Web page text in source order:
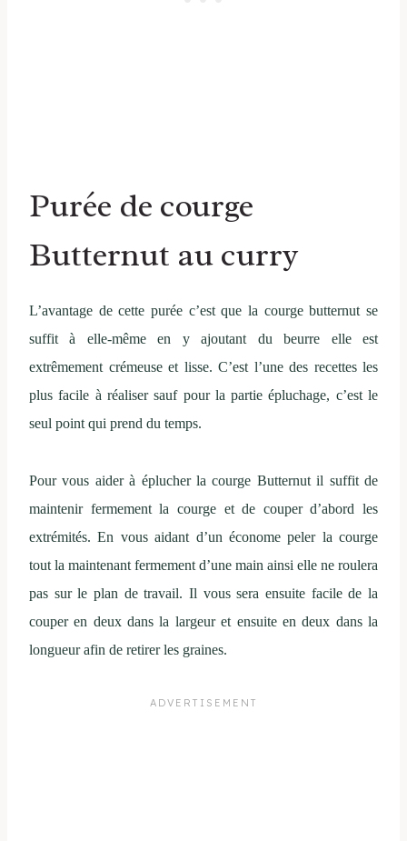
Purée de courge
Butternut au curry
L’avantage de cette purée c’est que la courge butternut se
suffit à elle-même en y ajoutant du beurre elle est
extrêmement crémeuse et lisse. C’est l’une des recettes les
plus facile à réaliser sauf pour la partie épluchage, c’est le
seul point qui prend du temps.
Pour vous aider à éplucher la courge Butternut il suffit de
maintenir fermement la courge et de couper d’abord les
extrémités. En vous aidant d’un économe peler la courge
tout la maintenant fermement d’une main ainsi elle ne roulera
pas sur le plan de travail. Il vous sera ensuite facile de la
couper en deux dans la largeur et ensuite en deux dans la
longueur afin de retirer les graines.